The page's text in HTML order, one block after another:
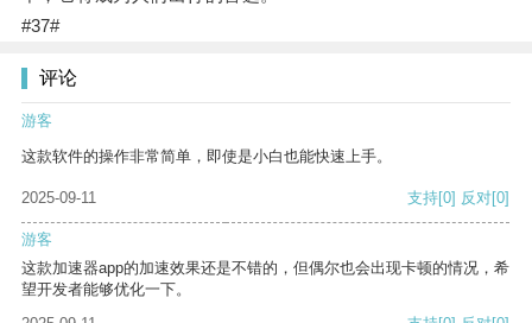
#37#
评论
游客
这款软件的操作非常简单，即使是小白也能快速上手。
2025-09-11 支持[0] 反对[0]
游客
这款加速器app的加速效果还是不错的，但偶尔也会出现卡顿的情况，希
望开发者能够优化一下。